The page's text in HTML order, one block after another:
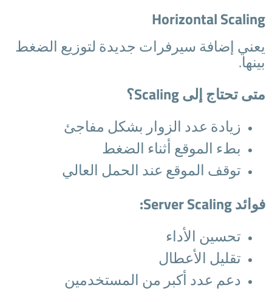
Horizontal Scaling
يعني إضافة سيرفرات جديدة لتوزيع الضغط
بينها.
متى تحتاج إلى Scaling؟
زيادة عدد الزوار بشكل مفاجئ
بطء الموقع أثناء الضغط
توقف الموقع عند الحمل العالي
فوائد Server Scaling:
تحسين الأداء
تقليل الأعطال
دعم عدد أكبر من المستخدمين